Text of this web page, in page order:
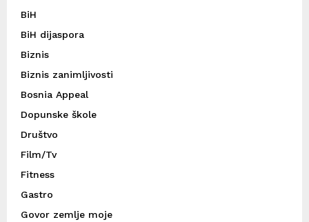
BiH
BiH dijaspora
Biznis
Biznis zanimljivosti
Bosnia Appeal
Dopunske škole
Društvo
Film/Tv
Fitness
Gastro
Govor zemlje moje